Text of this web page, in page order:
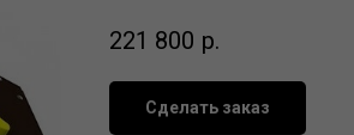
221 800 р.
Сделать заказ